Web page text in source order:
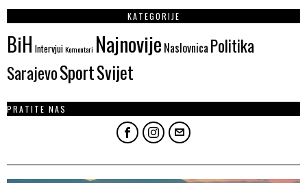
KATEGORIJE
BiH IntervjuiKomentari Najnovije Naslovnica Politika
SarajevoSportSvijet
PRATITE NAS